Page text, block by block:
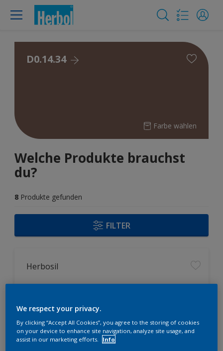
D0.14.34
Farbe wählen
Welche Produkte brauchst
du?
8 Produkte gefunden
FILTER
Herbosil
Siliconharzverstärkung
strukturausgleichende Fülle
spannungs - und schwundrissarm
We respect your privacy.
By clicking “Accept All Cookies”, you agree to the storing of cookies
on your device to enhance site navigation, analyze site usage, and
assist in our marketing efforts.
Info